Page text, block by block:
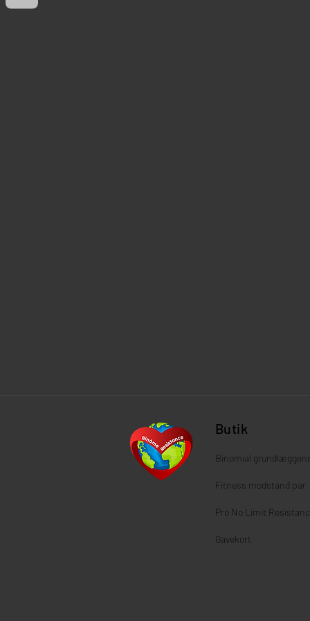
Butik
Binomial
Fitness modstand par
Pro No Limit
Gavekort